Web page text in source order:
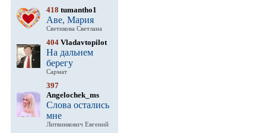
418 tumantho1
Аве, Мария
Светикова Светлана
404 Vladavtopilot
На дальнем
берегу
Сармат
397
Angelochek_ms
Слова остались
мне
Литвинкович Евгений